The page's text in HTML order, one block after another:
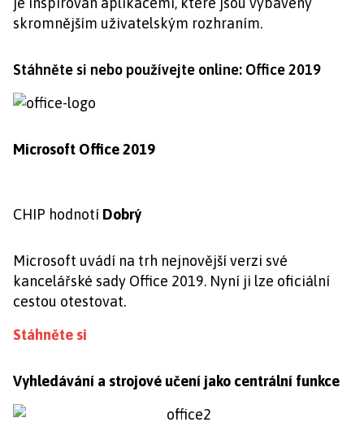
skromnějším uživatelským rozhraním.
Stáhněte si nebo používejte online: Office 2019
Microsoft Office 2019
CHIP hodnotí Dobrý
Microsoft uvádí na trh nejnovější verzi své
kancelářské sady Office 2019. Nyní ji lze oficiální
cestou otestovat.
Stáhněte si
Vyhledávání a strojové učení jako centrální funkce